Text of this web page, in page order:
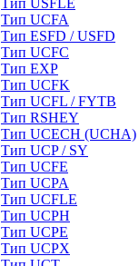
Тип USFLE
Тип UCFA
Тип ESFD / USFD
Тип UCFC
Тип EXP
Тип UCFK
Тип UCFL / FYTB
Тип RSHEY
Тип UCECH (UCHA)
Тип UCP / SY
Тип UCFE
Тип UCPA
Тип UCFLE
Тип UCPH
Тип UCPE
Тип UCPX